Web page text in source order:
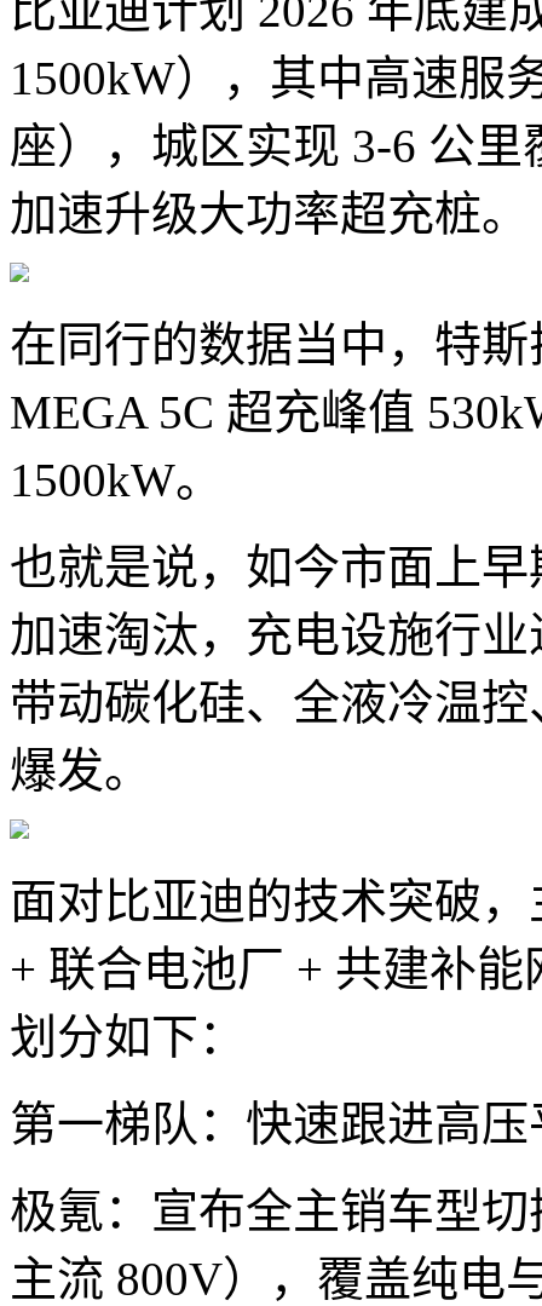
1500kW），其中高速服
座），城区实现 3-6 公
加速升级大功率超充桩。
在同行的数据当中，特
MEGA 5C 超充峰值
1500kW。
也就是说，如今市面上
加速淘汰，充电设施行
带动碳化硅、全液冷温
爆发。
面对比亚迪的技术突破
+ 联合电池厂 + 共建补
划分如下：
第一梯队：快速跟进高
极氪：宣布全主销车型
主流 800V），覆盖纯电